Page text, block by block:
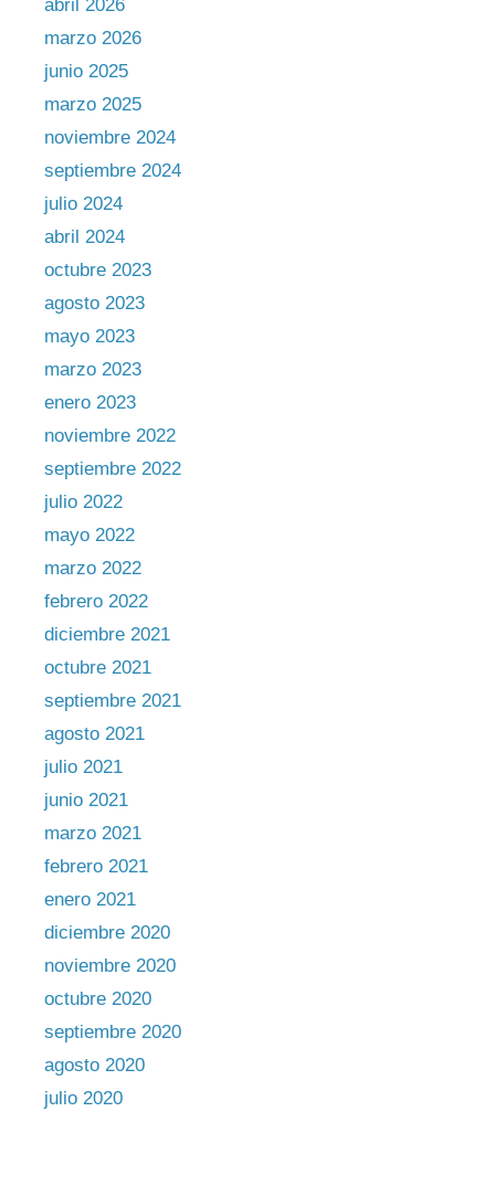
abril 2026
marzo 2026
junio 2025
marzo 2025
noviembre 2024
septiembre 2024
julio 2024
abril 2024
octubre 2023
agosto 2023
mayo 2023
marzo 2023
enero 2023
noviembre 2022
septiembre 2022
julio 2022
mayo 2022
marzo 2022
febrero 2022
diciembre 2021
octubre 2021
septiembre 2021
agosto 2021
julio 2021
junio 2021
marzo 2021
febrero 2021
enero 2021
diciembre 2020
noviembre 2020
octubre 2020
septiembre 2020
agosto 2020
julio 2020